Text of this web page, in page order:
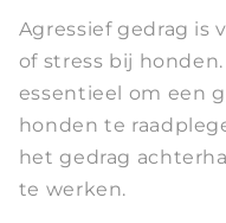
Agressief gedrag is
of stress bij
essentieel om een
honden te
het gedrag
te werken.